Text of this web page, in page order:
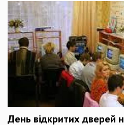
День відкритих дверей